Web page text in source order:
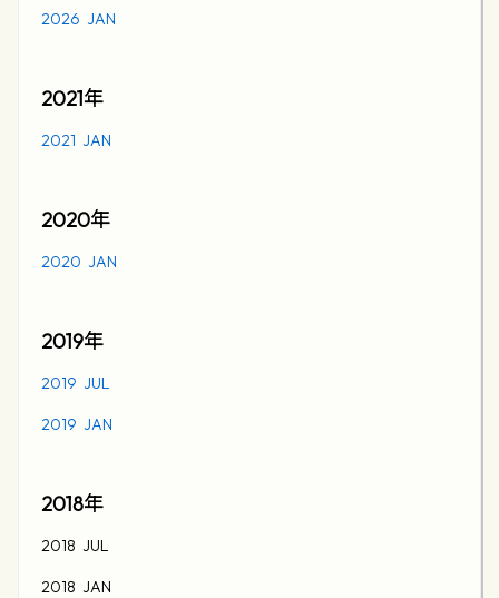
2026 JAN
2021年
2021 JAN
2020年
2020 JAN
2019年
2019 JUL
2019 JAN
2018年
2018 JUL
2018 JAN